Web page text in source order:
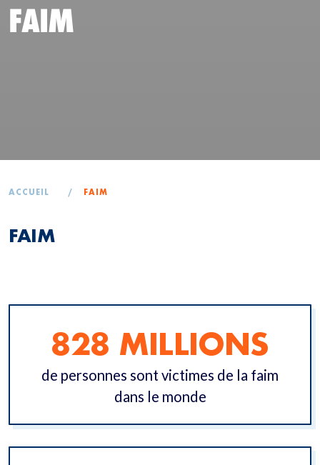
FAIM
ACCUEIL / FAIM
FAIM
828 MILLIONS
de personnes sont victimes de la faim
dans le monde